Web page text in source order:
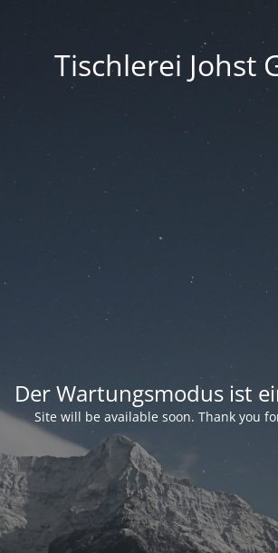
Tischlerei Johst
Der Wartungsmodus ist
Site will be available soon. Thank you